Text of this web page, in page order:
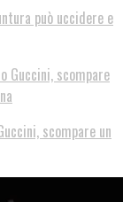
può uccidere e
scompare un